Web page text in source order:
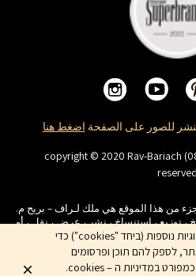
للصور على الصفحة اضغط هنا
copyright © 2020 Rav-Bariach
reserved
من هذا الموقع هي ملك لـراف – بريح م.
، استنساخ ، نشر ، عرض ، نقل ، أو
المحتوى الذي يظهر على الموقع. أسماء
تجارية للشركة ولا يجوز استخدامها
مسبقة من الشركة
אנחנו משתמשים ב-cookies ובטכנולוגיות נוספות (ביחד "cookies") כדי
לספק להם תוכן ופרסומים
שעשויים להתאים להעדפותיכם והכל כמפורט במדיניות ה – cookies.